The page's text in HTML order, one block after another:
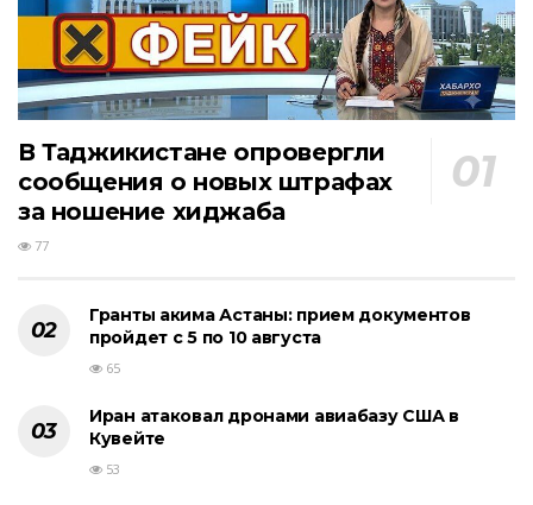
В Таджикистане опровергли
сообщения о новых штрафах
за ношение хиджаба
77
Гранты акима Астаны: прием документов
пройдет с 5 по 10 августа
65
Иран атаковал дронами авиабазу США в
Кувейте
53